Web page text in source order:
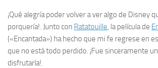
¡Qué alegría poder volver a ver algo de Disney
porquería!. Junto con Ratatouille, la película de
(«Encantada») ha hecho que mi fe regrese en
que no está todo perdido. ¡Fue sinceramente
disfrutarla!.